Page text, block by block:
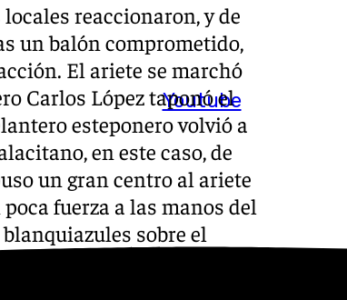
Youtube
reaccionaron, y de
un balón comprometido,
El ariete se marchó
Carlos López taponó el
esteponero volvió a
en este caso, de
un gran centro al ariete
fuerza a las manos del
sobre el